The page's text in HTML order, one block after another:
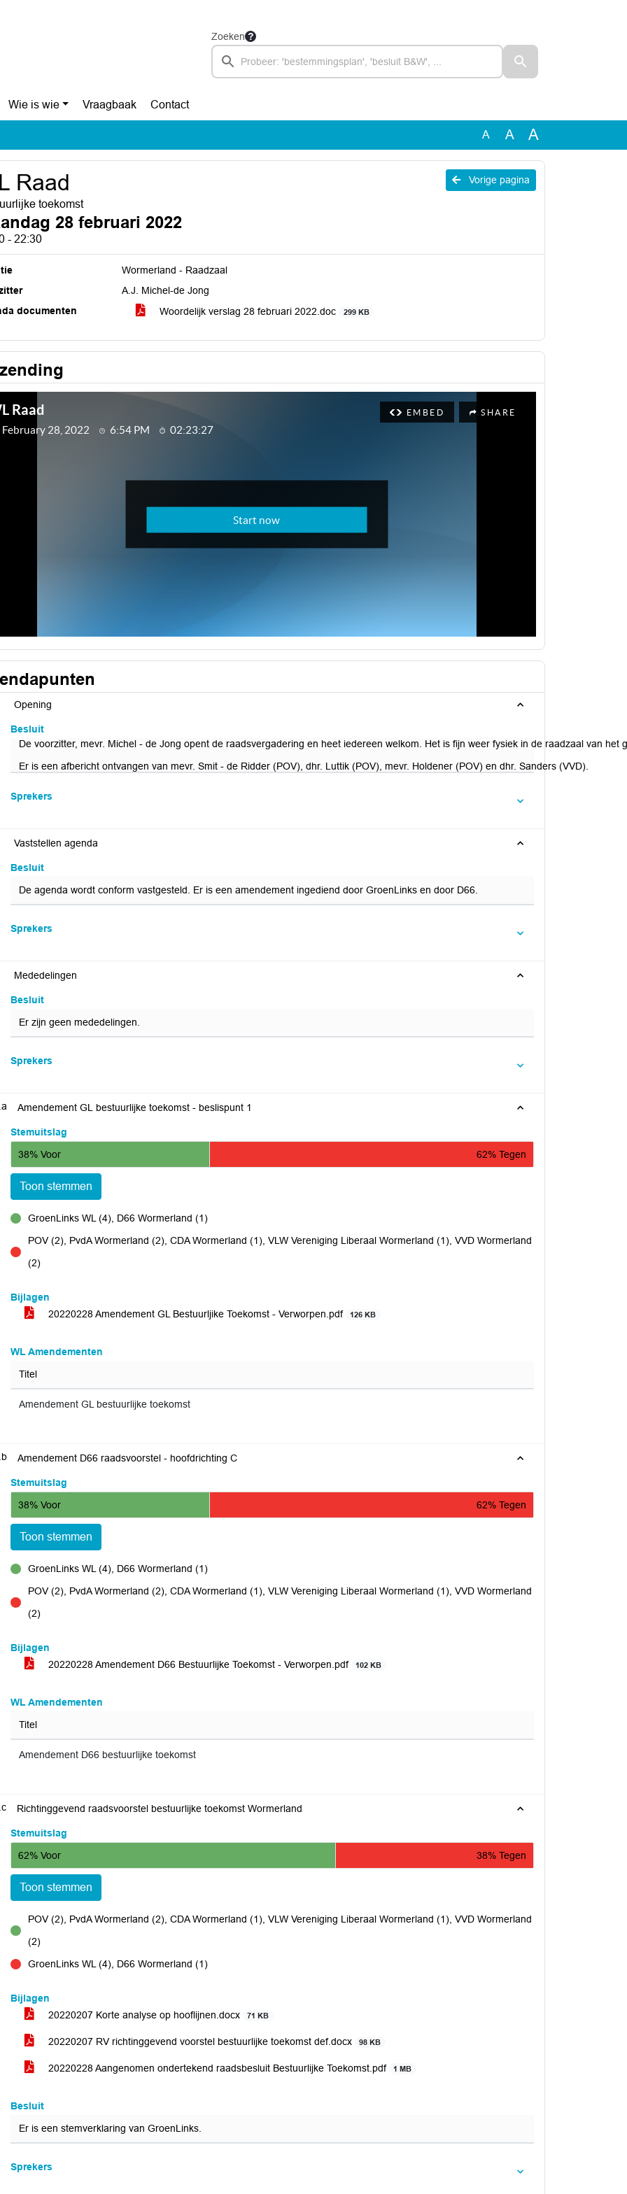
Zoeken
Wie is wie Vraagbaak Contact
A A A
Vorige pagina
Raad
toekomst
28 februari 2022
- 22:30
Wormerland - Raadzaal
A.J. Michel-de Jong
documenten
Woordelijk verslag 28 februari 2022.doc 299 KB
Opening
Besluit
De voorzitter, mevr. Michel - de Jong opent de raadsvergadering en heet iedereen welkom. Het is fijn weer fysiek in de raadzaal van
Er is een afbericht ontvangen van mevr. Smit - de Ridder (POV), dhr. Luttik (POV), mevr. Holdener (POV) en dhr. Sanders (VVD).
Sprekers
Vaststellen agenda
Besluit
De agenda wordt conform vastgesteld. Er is een amendement ingediend door GroenLinks en door D66.
Sprekers
Mededelingen
Besluit
Er zijn geen mededelingen.
Sprekers
Amendement GL bestuurlijke toekomst - beslispunt 1
Stemuitslag
38% Voor
62% Tegen
Toon stemmen
GroenLinks WL (4), D66 Wormerland (1)
tegen
POV (2), PvdA Wormerland (2), CDA Wormerland (1), VLW Vereniging Liberaal Wormerland (1), VVD Wormerland
(2)
Bijlagen
20220228 Amendement GL Bestuurljike Toekomst - Verworpen.pdf
126 KB
WL Amendementen
Titel
Amendement GL bestuurlijke toekomst
Amendement D66 raadsvoorstel - hoofdrichting C
Stemuitslag
38% Voor
62% Tegen
Toon stemmen
GroenLinks WL (4), D66 Wormerland (1)
tegen
POV (2), PvdA Wormerland (2), CDA Wormerland (1), VLW Vereniging Liberaal Wormerland (1), VVD Wormerland
(2)
Bijlagen
20220228 Amendement D66 Bestuurlijke Toekomst - Verworpen.pdf
102 KB
WL Amendementen
Titel
Amendement D66 bestuurlijke toekomst
Richtinggevend raadsvoorstel bestuurlijke toekomst Wormerland
Stemuitslag
62% Voor
38% Tegen
Toon stemmen
voor
POV (2), PvdA Wormerland (2), CDA Wormerland (1), VLW Vereniging Liberaal Wormerland (1), VVD Wormerland
(2)
GroenLinks WL (4), D66 Wormerland (1)
Bijlagen
20220207 Korte analyse op hooflijnen.docx
71 KB
20220207 RV richtinggevend voorstel bestuurlijke toekomst def.docx 98 KB
20220228 Aangenomen ondertekend raadsbesluit Bestuurlijke Toekomst.pdf 1 MB
Besluit
Er is een stemverklaring van GroenLinks.
Sprekers